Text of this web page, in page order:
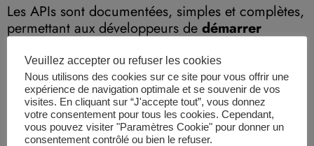
Les APIs sont documentées, simples et complètes,
permettant aux développeurs de démarrer
Veuillez accepter ou refuser les cookies
Nous utilisons des cookies sur ce site pour vous offrir une
expérience de navigation optimale et se souvenir de vos
visites. En cliquant sur “J'accepte tout”, vous donnez
votre consentement pour tous les cookies. Cependant,
vous pouvez visiter "Paramètres Cookie" pour donner un
consentement contrôlé ou bien le refuser.